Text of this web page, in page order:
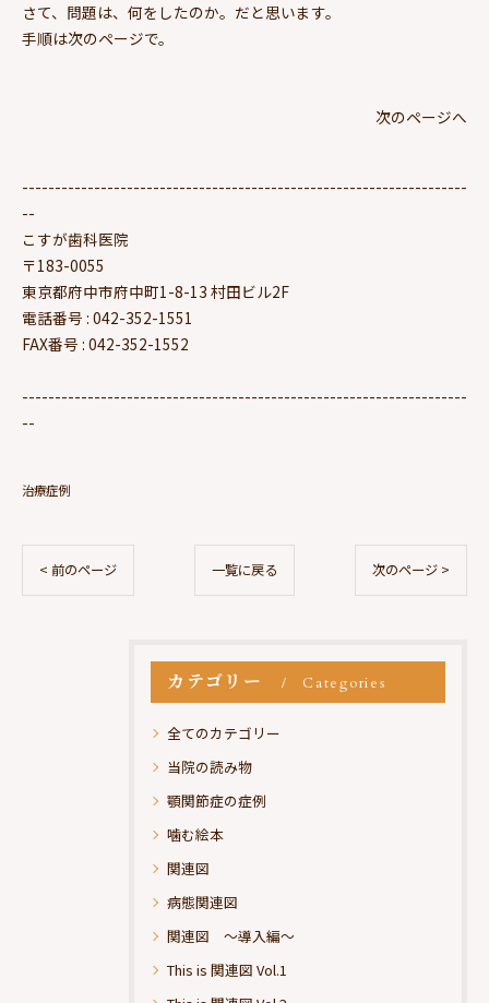
さて、問題は、何をしたのか。だと思います。
手順は次のページで。
次のページへ
--------------------------------------------------------------------
--
こすが歯科医院
〒183-0055
東京都府中市府中町1-8-13 村田ビル2F
電話番号 : 042-352-1551
FAX番号 : 042-352-1552
--------------------------------------------------------------------
--
治療症例
< 前のページ 一覧に戻る 次のページ >
カテゴリー Categories
全てのカテゴリー
当院の読み物
顎関節症の症例
噛む絵本
関連図
病態関連図
関連図 ～導入編～
This is 関連図 Vol.1